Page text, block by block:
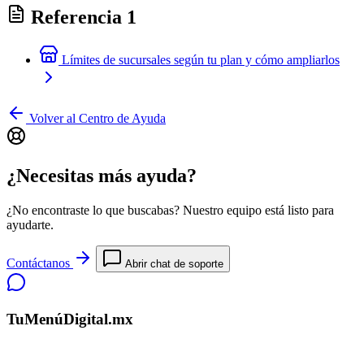
Referencia 1
Límites de sucursales según tu plan y cómo ampliarlos
Volver al Centro de Ayuda
¿Necesitas más ayuda?
¿No encontraste lo que buscabas? Nuestro equipo está listo para
ayudarte.
Contáctanos Abrir chat de soporte
TuMenúDigital.mx